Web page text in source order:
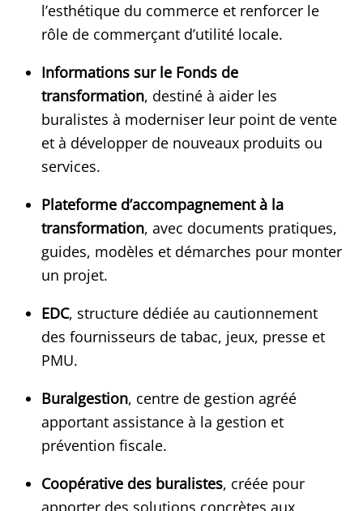
l’esthétique du commerce et renforcer le
rôle de commerçant d’utilité locale.
Informations sur le Fonds de
transformation, destiné à aider les
buralistes à moderniser leur point de vente
et à développer de nouveaux produits ou
services.
Plateforme d’accompagnement à la
transformation, avec documents pratiques,
guides, modèles et démarches pour monter
un projet.
EDC, structure dédiée au cautionnement
des fournisseurs de tabac, jeux, presse et
PMU.
Buralgestion, centre de gestion agréé
apportant assistance à la gestion et
prévention fiscale.
Coopérative des buralistes, créée pour